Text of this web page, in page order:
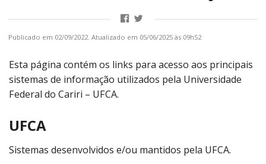
Publicado em 02/09/2022. Atualizado em 05/06/2025 às 09h52
Esta página contém os links para acesso aos principais
sistemas de informação utilizados pela Universidade
Federal do Cariri – UFCA.
UFCA
Sistemas desenvolvidos e/ou mantidos pela UFCA.